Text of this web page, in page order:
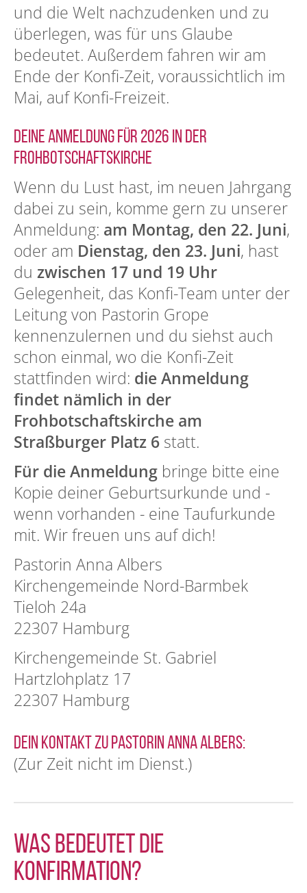
und die Welt nachzudenken und zu
überlegen, was für uns Glaube
bedeutet. Außerdem fahren wir am
Ende der Konfi-Zeit, voraussichtlich im
Mai, auf Konfi-Freizeit.
Deine Anmeldung für 2026 in der
Frohbotschaftskirche
Wenn du Lust hast, im neuen Jahrgang
dabei zu sein, komme gern zu unserer
Anmeldung: am Montag, den 22. Juni,
oder am Dienstag, den 23. Juni, hast
du zwischen 17 und 19 Uhr
Gelegenheit, das Konfi-Team unter der
Leitung von Pastorin Grope
kennenzulernen und du siehst auch
schon einmal, wo die Konfi-Zeit
stattfinden wird: die Anmeldung
findet nämlich in der
Frohbotschaftskirche am
Straßburger Platz 6 statt.
Für die Anmeldung bringe bitte eine
Kopie deiner Geburtsurkunde und -
wenn vorhanden - eine Taufurkunde
mit. Wir freuen uns auf dich!
Pastorin Anna Albers
Kirchengemeinde Nord-Barmbek
Tieloh 24a
22307 Hamburg
Kirchengemeinde St. Gabriel
Hartzlohplatz 17
22307 Hamburg
Dein Kontakt zu Pastorin Anna Albers:
(Zur Zeit nicht im Dienst.)
Was bedeutet die
Konfirmation?